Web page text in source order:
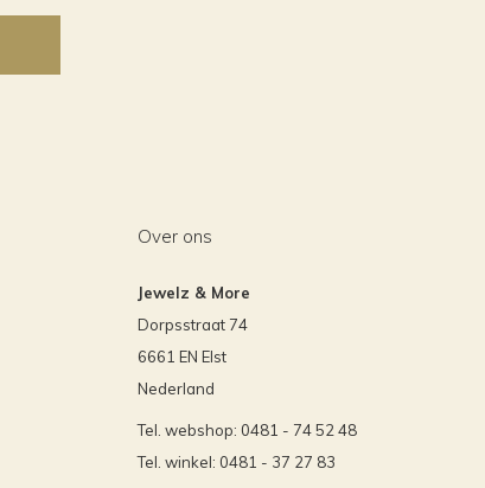
Over ons
Jewelz & More
Dorpsstraat 74
6661 EN Elst
Nederland
Tel. webshop: 0481 - 74 52 48
Tel. winkel: 0481 - 37 27 83